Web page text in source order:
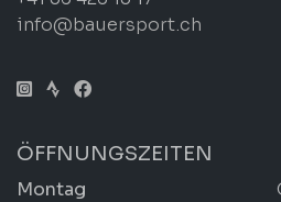
info@bauersport.ch
ÖFFNUNGSZEITEN
Montag